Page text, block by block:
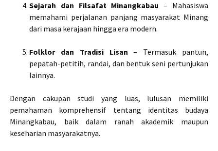
Sejarah dan Filsafat Minangkabau – Mahasiswa
memahami perjalanan panjang masyarakat Minang
dari masa kerajaan hingga era modern.
Folklor dan Tradisi Lisan – Termasuk pantun,
pepatah-petitih, randai, dan bentuk seni pertunjukan
lainnya.
Dengan cakupan studi yang luas, lulusan memiliki
pemahaman komprehensif tentang identitas budaya
Minangkabau, baik dalam ranah akademik maupun
keseharian masyarakatnya.